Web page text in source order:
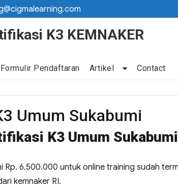
K3 KEMNAKER
Formulir Pendaftaran Artikel Contact
Umum Sukabumi
K3 Umum Sukabumi
Rp. 6.500.000 untuk online training sudah
kemnaker RI.